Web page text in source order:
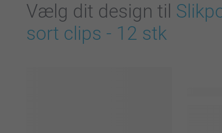
Vælg dit design til
sort clips - 12 stk